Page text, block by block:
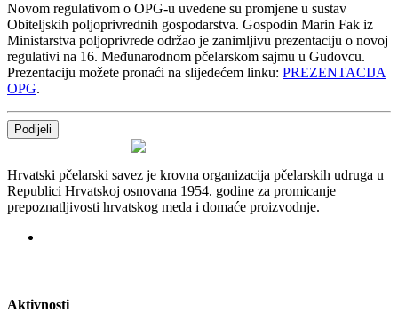
Novom regulativom o OPG-u uvedene su promjene u sustav
Obiteljskih poljoprivrednih gospodarstva. Gospodin Marin Fak iz
Ministarstva poljoprivrede održao je zanimljivu prezentaciju o novoj
regulativi na 16. Međunarodnom pčelarskom sajmu u Gudovcu.
Prezentaciju možete pronaći na slijedećem linku: PREZENTACIJA
OPG.
Podijeli
Hrvatski pčelarski savez je krovna organizacija pčelarskih udruga u
Republici Hrvatskoj osnovana 1954. godine za promicanje
prepoznatljivosti hrvatskog meda i domaće proizvodnje.
Aktivnosti